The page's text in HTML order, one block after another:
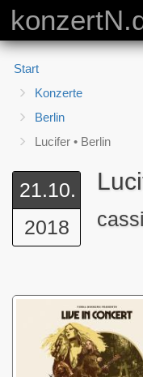
Start
Konzerte
Berlin
Lucifer • Berlin
21.10.
2018